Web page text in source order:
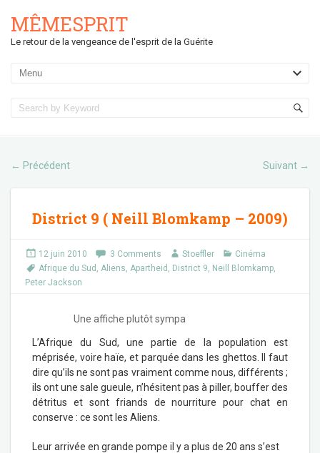
MÊMESPRIT
Le retour de la vengeance de l'esprit de la Guérite
← Précédent Suivant →
District 9 ( Neill Blomkamp – 2009)
12 juin 2010 3 Comments Stoeffler
Cinéma
Afrique du Sud , Aliens, Apartheid , District 9, Neill Blomkamp,
Peter Jackson
Une affiche plutôt sympa
L’Afrique du Sud, une partie de la population est
méprisée, voire haïe, et parquée dans les ghettos. Il faut
dire qu’ils ne sont pas vraiment comme nous, différents ;
ils ont une sale gueule, n’hésitent pas à piller, bouffer des
détritus et sont friands de nourriture pour chat en
conserve : ce sont les Aliens.
Leur arrivée en grande pompe il y a plus de 20 ans s’est